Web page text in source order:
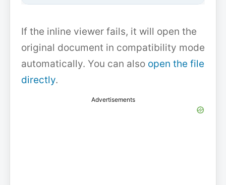
If the inline viewer fails, it will open the
original document in compatibility mode
automatically. You can also open the file
directly.
Advertisements